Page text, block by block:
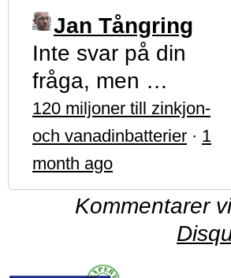
Jan Tångring
Inte svar på din
fråga, men …
120 miljoner till zinkjon-
och vanadinbatterier · 1
month ago
Kommentarer